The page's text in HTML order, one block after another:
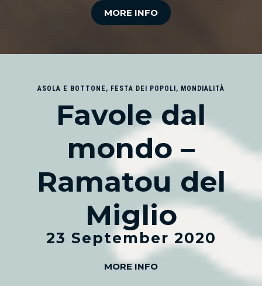
MORE INFO
ASOLA E BOTTONE , FESTA DEI POPOLI , MONDIALITÀ
Favole dal
mondo –
Ramatou del
Miglio
23 September 2020
MORE INFO